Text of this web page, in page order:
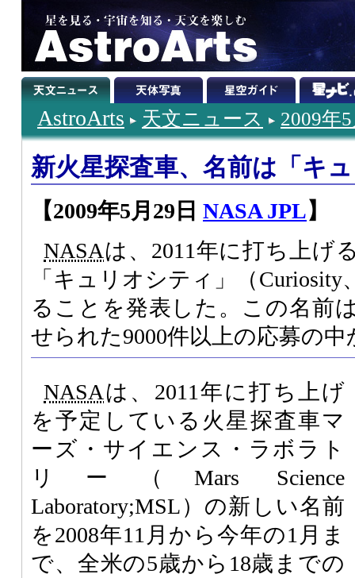
AstroArts 天文ニュース 2009年
新火星探査車、名前は「キ
【2009年5月29日 NASA JPL】
NASAは、2011年に打ち上げ
「キュリオシティ」（
ることを発表した。この名前
せられた9000件以上の応募の
NASAは、2011年に打ち上げ
を予定している火星探査車マ
ーズ・サイエンス・ラボラト
リー（Mars Science
Laboratory;MSL）の新しい名前
を2008年11月から今年の1月ま
で、全米の5歳から18歳までの